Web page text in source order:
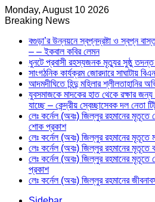
Monday, August 10 2026
Breaking News
বগুড়া’র উন্নয়নে স্বপ্নদ্রষ্টা ও স্বপ্ন
– – ইকবাল কবির লেমন
ধুনটে প্রবাসী রহস্যজনক মৃত্যুর সুষ্ঠু তদন্ত
সাংগঠনিক কার্যক্রম জোরদারে সাঘাটায়
আদমদীঘিতে হিন্দু মহিলার শ্লীলতাহানির
যুবসমাজকে মাদকের হাত থেকে রক্ষার জন্য
যাচ্ছে – কেন্দ্রীয় স্বেচ্ছাসেবক দল নেতা
লেঃ কর্নেল (অবঃ) জিল্লুর রহমানের মৃতূতে
শোক প্রকাশ
লেঃ কর্নেল (অবঃ) জিল্লুর রহমানের মৃতূতে
লেঃ কর্নেল (অবঃ) জিল্লুর রহমানের মৃতূতে
লেঃ কর্নেল (অবঃ) জিল্লুর রহমানের মৃতূতে
প্রকাশ
লেঃ কর্নেল (অবঃ) জিল্লুর রহমানের